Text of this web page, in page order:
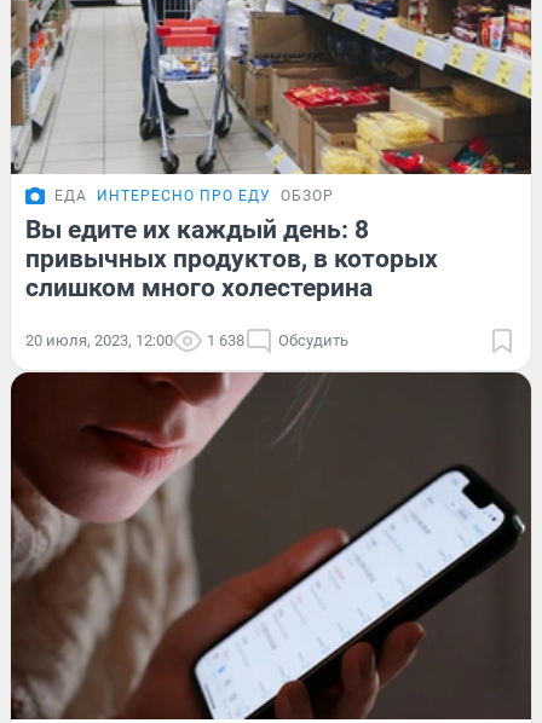
ЕДА ИНТЕРЕСНО ПРО ЕДУ ОБЗОР
Вы едите их каждый день: 8
привычных продуктов, в которых
слишком много холестерина
20 июля, 2023, 12:00 1 638 Обсудить